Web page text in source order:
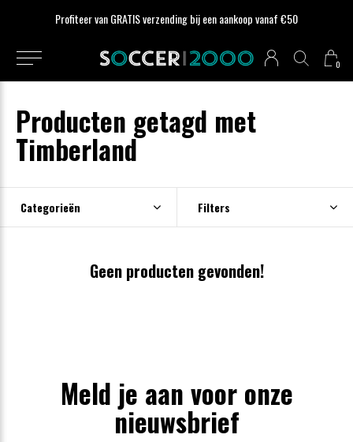
0
Profiteer van GRATIS verzending bij een aankoop vanaf €50
Producten getagd met
Timberland
Categorieën Filters
Geen producten gevonden!
Meld je aan voor onze
nieuwsbrief